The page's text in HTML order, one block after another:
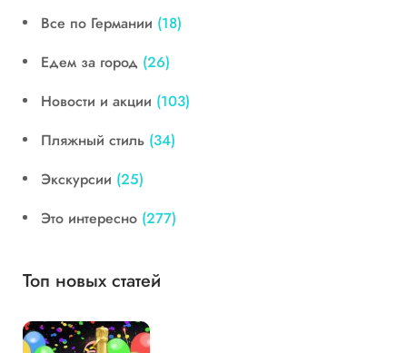
Все по Германии (18)
Едем за город (26)
Новости и акции (103)
Пляжный стиль (34)
Экскурсии (25)
Это интересно (277)
Топ новых статей